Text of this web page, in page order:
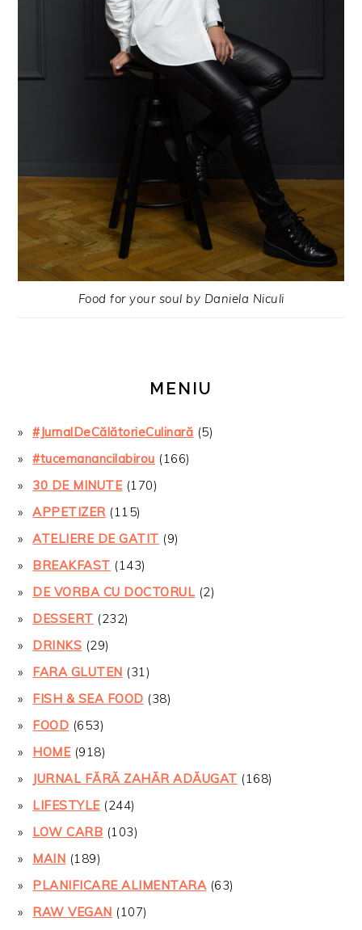
Food for your soul by Daniela Niculi
MENIU
#JurnalDeCălătorieCulinară (5)
#tucemanancilabirou (166)
30 DE MINUTE(170)
APPETIZER(115)
ATELIERE DE GATIT (9)
BREAKFAST (143)
DE VORBA CU DOCTORUL (2)
DESSERT (232)
DRINKS (29)
FARA GLUTEN (31)
FISH & SEA FOOD (38)
FOOD (653)
HOME(918)
JURNAL FĂRĂ ZAHĂR ADĂUGAT (168)
LIFESTYLE(244)
LOW CARB (103)
MAIN (189)
PLANIFICARE ALIMENTARA(63)
RAW VEGAN (107)